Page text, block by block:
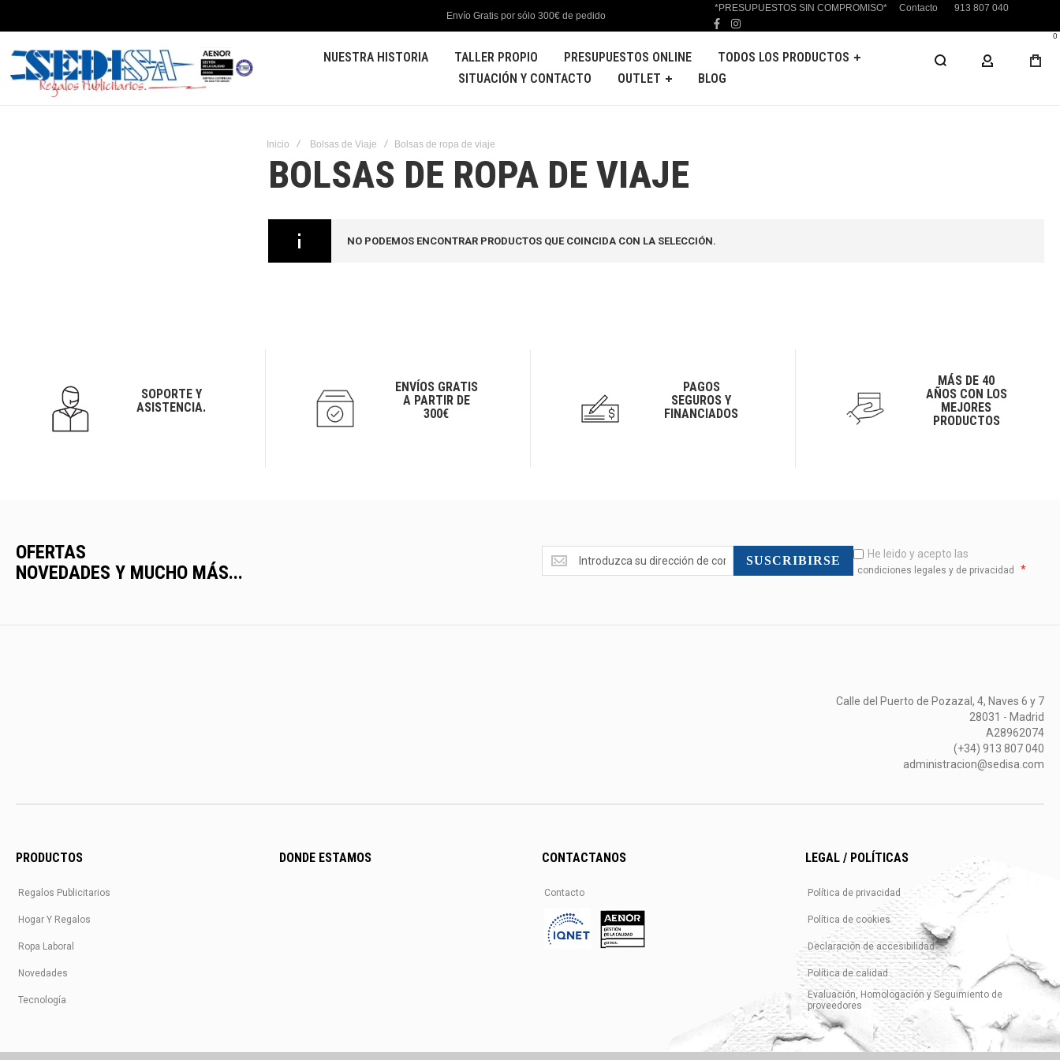
Envío Gratis por sólo 300€ de pedido
*PRESUPUESTOS SIN COMPROMISO* Contacto 913 807 040
facebook
instagram
NUESTRA HISTORIA TALLER PROPIO PRESUPUESTOS ONLINE
TODOS LOS PRODUCTOS
SITUACIÓN Y CONTACTO
OUTLET BLOG
MI CUENTA
0
Inicio Bolsas de Viaje Bolsas de ropa de viaje
BOLSAS DE ROPA DE VIAJE
NO PODEMOS ENCONTRAR PRODUCTOS QUE COINCIDA CON LA SELECCIÓN.
SOPORTE Y
ASISTENCIA.
ENVÍOS GRATIS
A PARTIR DE
300€
PAGOS
SEGUROS Y
FINANCIADOS
MÁS DE 40
AÑOS CON LOS
MEJORES
PRODUCTOS
OFERTAS
NOVEDADES Y MUCHO MÁS...
Ofertas
<br>Novedades
SUSCRIBIRSE He leido y acepto las
condiciones legales y de privacidad *
Calle del Puerto de Pozazal, 4, Naves 6 y 7
28031 - Madrid
A28962074
(+34) 913 807 040
administracion@sedisa.com
PRODUCTOS
Regalos Publicitarios
Hogar Y Regalos
Ropa Laboral
Novedades
Tecnología
DONDE ESTAMOS CONTACTANOS
Contacto
LEGAL / POLÍTICAS
Política de privacidad
Política de cookies
Declaración de accesibilidad
Política de calidad
Evaluación, Homologación y Seguimiento de
proveedores